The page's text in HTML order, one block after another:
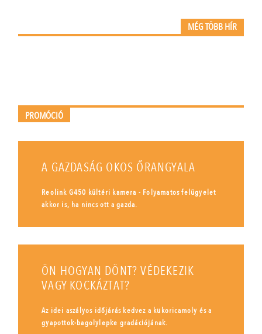
MÉG TÖBB HÍR
PROMÓCIÓ
A GAZDASÁG OKOS ŐRANGYALA
Reolink G450 kültéri kamera - Folyamatos felügyelet
akkor is, ha nincs ott a gazda.
ÖN HOGYAN DÖNT? VÉDEKEZIK
VAGY KOCKÁZTAT?
Az idei aszályos időjárás kedvez a kukoricamoly és a
gyapottok-bagolylepke gradációjának.